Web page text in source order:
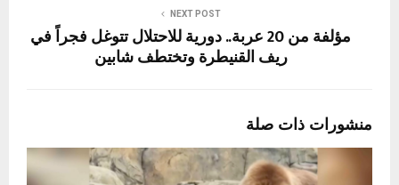
NEXT POST
مؤلفة من 20 عربة.. دورية للاحتلال تتوغل فجراً في
ريف القنيطرة وتختطف شابين
منشورات ذات صلة